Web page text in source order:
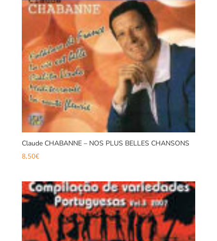
Claude CHABANNE – NOS PLUS BELLES CHANSONS
8,50€